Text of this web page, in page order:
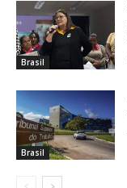
Brasil
Brasil